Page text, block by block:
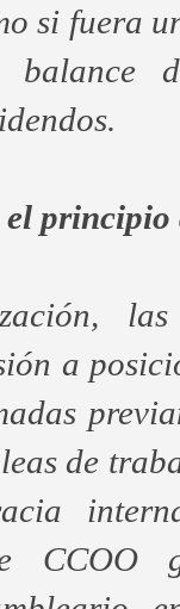
si fuera
balance
el
a
de
CCOO